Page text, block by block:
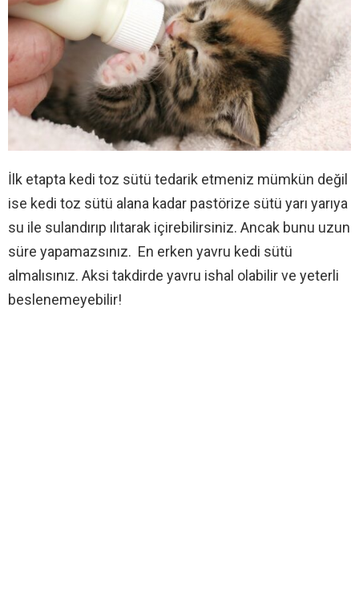
İlk etapta kedi toz sütü tedarik etmeniz mümkün değil
ise kedi toz sütü alana kadar pastörize sütü yarı yarıya
su ile sulandırıp ılıtarak içirebilirsiniz. Ancak bunu uzun
süre yapamazsınız. En erken yavru kedi sütü
almalısınız. Aksi takdirde yavru ishal olabilir ve yeterli
beslenemeyebilir!